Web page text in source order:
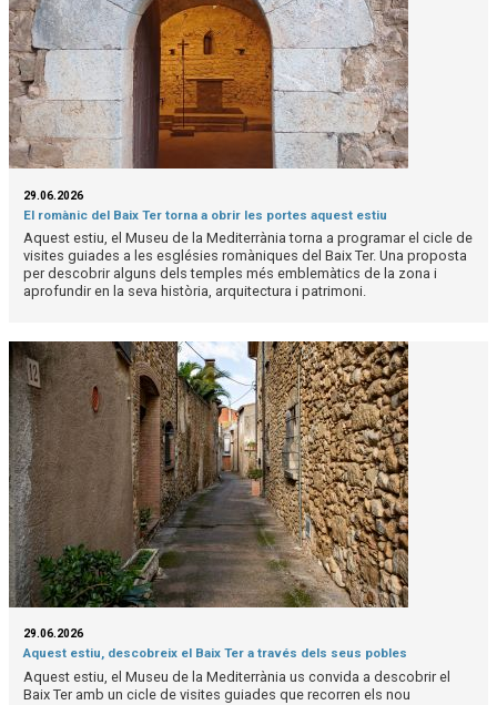
29.06.2026
El romànic del Baix Ter torna a obrir les portes aquest estiu
Aquest estiu, el Museu de la Mediterrània torna a programar el cicle de
visites guiades a les esglésies romàniques del Baix Ter. Una proposta
per descobrir alguns dels temples més emblemàtics de la zona i
aprofundir en la seva història, arquitectura i patrimoni.
29.06.2026
Aquest estiu, descobreix el Baix Ter a través dels seus pobles
Aquest estiu, el Museu de la Mediterrània us convida a descobrir el
Baix Ter amb un cicle de visites guiades que recorren els nou